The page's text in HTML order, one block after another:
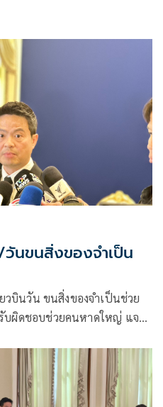
นขนสิ่งของจำเป็น
วบินวัน ขนสิ่งของจำเป็นช่วย
บผิดชอบช่วยคนหาดใหญ่ แจง